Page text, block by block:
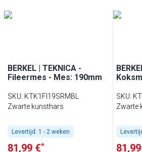
BERKEL | TEKNICA -
Fileermes - Mes: 190mm
SKU: KTK1FI19SRMBL
Zwarte kunsthars
Levertijd: 1 - 2 weken
81,99 €*
SKU:
Zwarte